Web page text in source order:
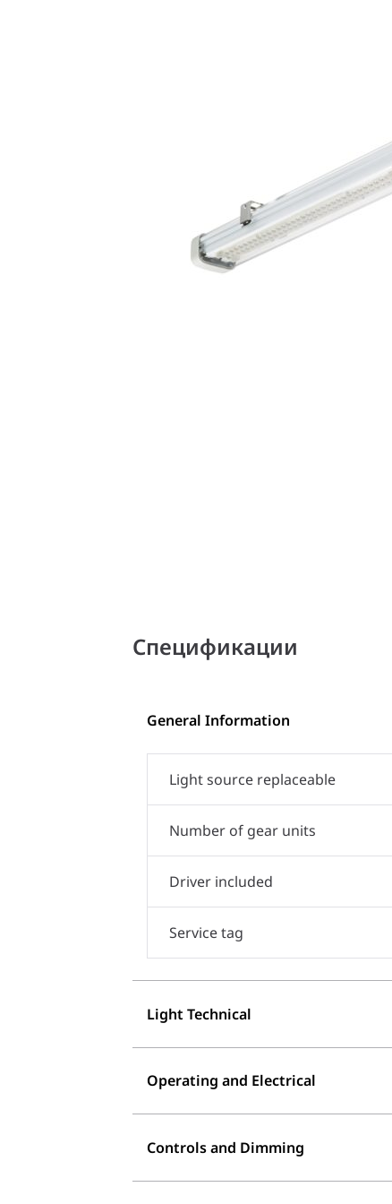
Спецификации
General Information
Light source replaceable
Number of gear units
Driver included
Service tag
Light Technical
Operating and Electrical
Controls and Dimming